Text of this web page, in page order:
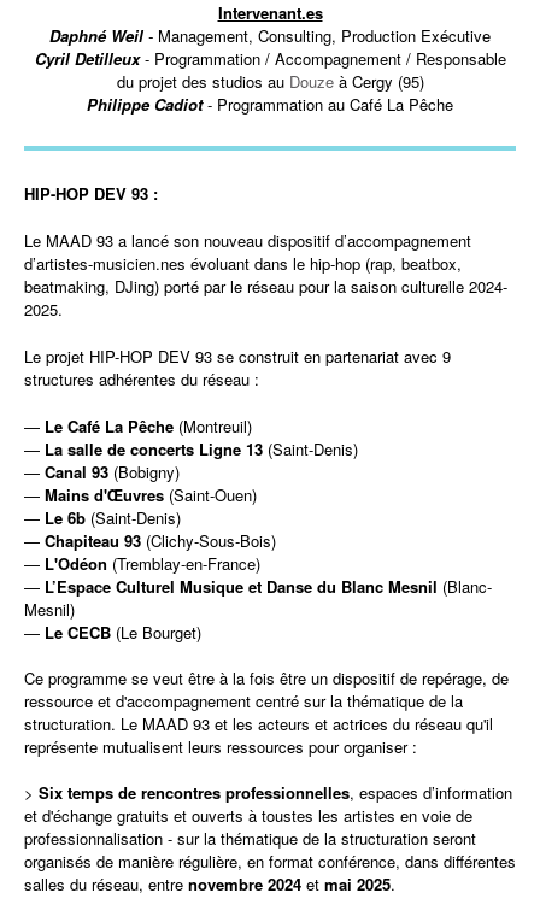
Intervenant.es
Daphné Weil - Management, Consulting, Production Exécutive
Cyril Detilleux - Programmation / Accompagnement / Responsable
du projet des studios au Douzeà Cergy (95)
Philippe Cadiot- Programmation au Café La Pêche
HIP-HOP DEV 93 :
Le MAAD 93 a lancé son nouveau dispositif d’accompagnement
d’artistes-musicien.nes évoluant dans le hip-hop (rap, beatbox,
beatmaking, DJing) porté par le réseau pour la saison culturelle 2024-
2025.
Le projet HIP-HOP DEV 93 se construit en partenariat avec 9
structures adhérentes du réseau :
— Le Café La Pêche (Montreuil)
— La salle de concerts Ligne 13 (Saint-Denis)
— Canal 93 (Bobigny)
— Mains d'Œuvres (Saint-Ouen)
— Le 6b (Saint-Denis)
— Chapiteau 93 (Clichy-Sous-Bois)
— L'Odéon (Tremblay-en-France)
— L’Espace Culturel Musique et Danse du Blanc Mesnil (Blanc-
Mesnil)
— Le CECB (Le Bourget)
Ce programme se veut être à la fois être un dispositif de repérage, de
ressource et d'accompagnement centré sur la thématique de la
structuration. Le MAAD 93 et les acteurs et actrices du réseau qu'il
représente mutualisent leurs ressources pour organiser :
> Six temps de rencontres professionnelles, espaces d’information
et d'échange gratuits et ouverts à toustes les artistes en voie de
professionnalisation - sur la thématique de la structuration seront
organisés de manière régulière, en format conférence, dans différentes
salles du réseau, entre novembre 2024 et mai 2025.